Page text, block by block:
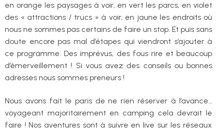
en orange les paysages à voir, en vert les parcs, en violet
des « attractions / trucs » à voir, en jaune les endroits où
nous ne sommes pas certains de faire un stop. Et puis sans
doute encore pas mal d’étapes qui viendront s’ajouter à
ce programme. Des imprévus, des fous rire et beaucoup
d’émerveillement ! Si vous avez des conseils ou bonnes
adresses nous sommes preneurs !
Nous avons fait le paris de ne rien réserver à l’avance…
voyageant majoritairement en camping cela devrait le
faire ! Nos aventures sont à suivre en live sur les réseaux